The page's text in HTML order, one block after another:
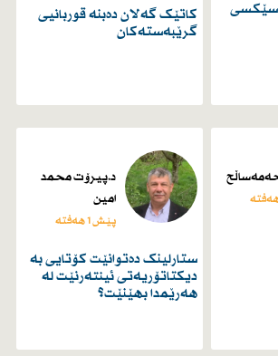
سێكسی
کاتێک گەلان دەبنە قوربانیی
گرێبەستەکان
د.پیرۆت محمد
امین
پێش 1 هەفتە
ستارلینک دەتوانێت کۆتایی بە
دیکتاتۆریەتی ئینتەرنێت لە
هەرێمدا بهێنێت؟